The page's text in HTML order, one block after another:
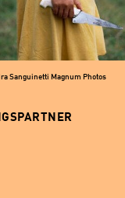
Sanguinetti Magnum Photos